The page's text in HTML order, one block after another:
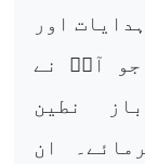
اور
جو آپؐ نے
نطین
ان